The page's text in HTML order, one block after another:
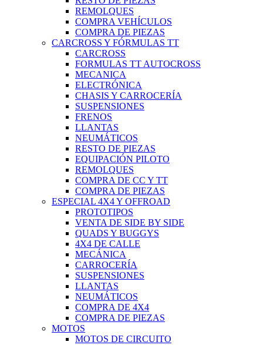
REMOLQUES
COMPRA VEHÍCULOS
COMPRA DE PIEZAS
CARCROSS Y FÓRMULAS TT
CARCROSS
FORMULAS TT AUTOCROSS
MECANICA
ELECTRÓNICA
CHASIS Y CARROCERÍA
SUSPENSIONES
FRENOS
LLANTAS
NEUMÁTICOS
RESTO DE PIEZAS
EQUIPACIÓN PILOTO
REMOLQUES
COMPRA DE CC Y TT
COMPRA DE PIEZAS
ESPECIAL 4X4 Y OFFROAD
PROTOTIPOS
VENTA DE SIDE BY SIDE
QUADS Y BUGGYS
4X4 DE CALLE
MECÁNICA
CARROCERÍA
SUSPENSIONES
LLANTAS
NEUMÁTICOS
COMPRA DE 4X4
COMPRA DE PIEZAS
MOTOS
MOTOS DE CIRCUITO